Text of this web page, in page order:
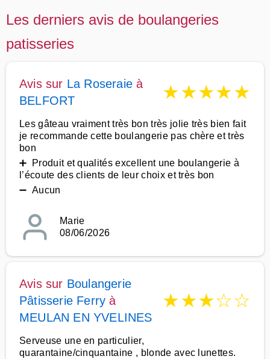
Les derniers avis de boulangeries
patisseries
Avis sur La Roseraie à
BELFORT
★★★★★
Les gâteau vraiment très bon très jolie très bien fait
je recommande cette boulangerie pas chère et très
bon
➕ Produit et qualités excellent une boulangerie à
l’écoute des clients de leur choix et très bon
➖ Aucun
Marie
08/06/2026
Avis sur Boulangerie
Pâtisserie Ferry à
MEULAN EN YVELINES
★★★☆☆
Serveuse une en particulier,
quarantaine/cinquantaine , blonde avec lunettes.